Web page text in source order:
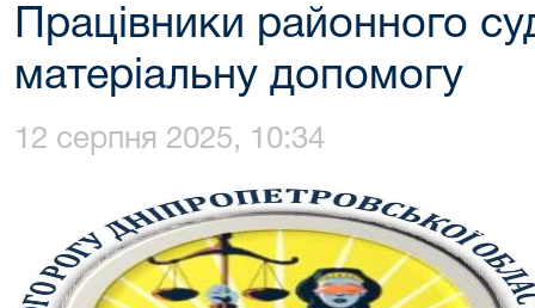
Працівники районного
матеріальну допомогу
12 серпня 2025, 10:34